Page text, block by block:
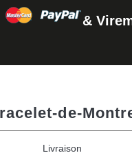
&
de-
Livraison